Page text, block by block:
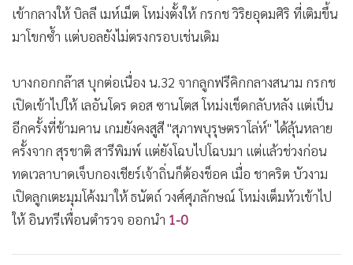
เข้ากลางให้ บิลลี เมห์เม็ต โหม่งตั้งให้ กรกช วิริยอุดมศิริ ที่เติมขึ้น
มาโขกซ้ำ แต่บอลยังไม่ตรงกรอบเช่นเดิม
บางกอกกล๊าส บุกต่อเนื่อง น.32 จากลูกฟรีคิกกลางสนาม กรกช
เปิดเข้าไปให้ เลอันโดร ดอส ซานโตส โหม่งเช็ดกลับหลัง แต่เป็น
อีกครั้งที่ข้ามคาน เกมยังคงสูสี "สุภาพบุรุษตราโล่ห์" ได้ลุ้นหลาย
ครั้งจาก สุรชาติ สารีพิมพ์ แต่ยังโฉบไปโฉบมา แต่แล้วช่วงก่อน
ทดเวลาบาดเจ็บกองเชียร์เจ้าถิ่นก็ต้องช็อค เมื่อ ชาคริต บัวงาม
เปิดลูกเตะมุมโค้งมาให้ ธนัตถ์ วงศ์ศุภลักษณ์ โหม่งเต็มหัวเข้าไป
ให้ อินทรีเพื่อนตำรวจ ออกนำ 1-0